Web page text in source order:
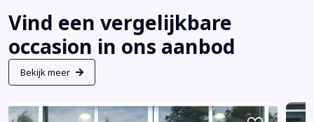
Vind een vergelijkbare
occasion in ons aanbod
Bekijk meer